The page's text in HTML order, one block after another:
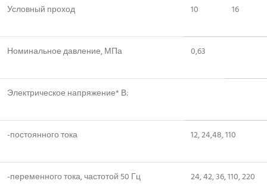
Условный проход 10 16
Номинальное давление, МПа 0,63
Электрическое напряжение* В:
-постоянного тока 12, 24,48, 110
-переменного тока, частотой 50 Гц 24, 42, 36, 110, 220